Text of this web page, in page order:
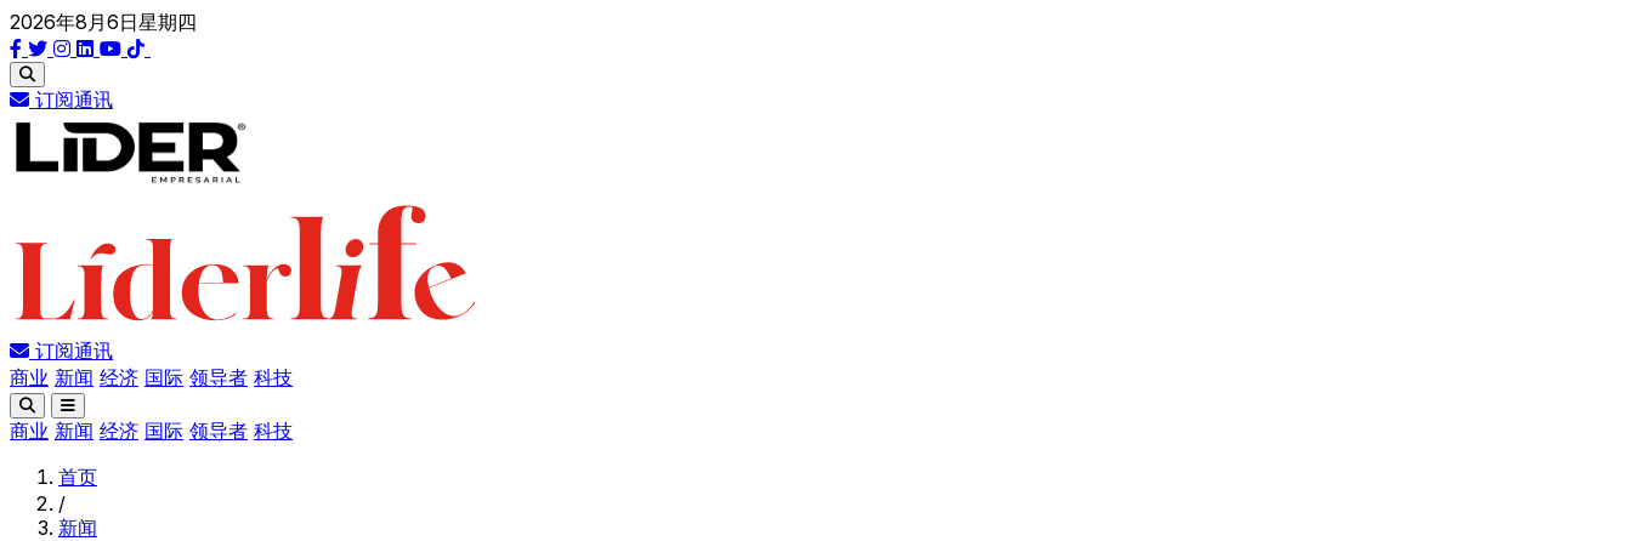
2026年8月6日星期四
订阅通讯
订阅通讯
商业 新闻 经济 国际 领导者 科技
商业 新闻 经济 国际 领导者 科技
首页
/
新闻